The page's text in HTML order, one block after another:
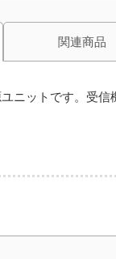
関連商品
ニットです。受信